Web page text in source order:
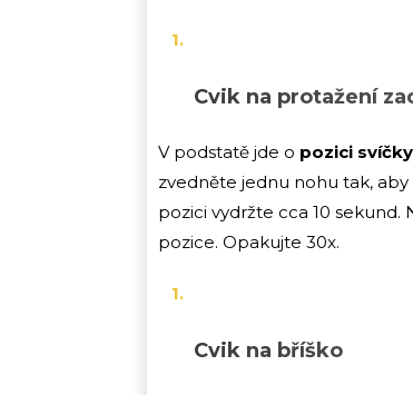
Cvik na protažení
V podstatě jde o pozici
zvedněte jednu nohu tak,
pozici vydržte cca 10
pozice. Opakujte 30x.
Cvik na bříško